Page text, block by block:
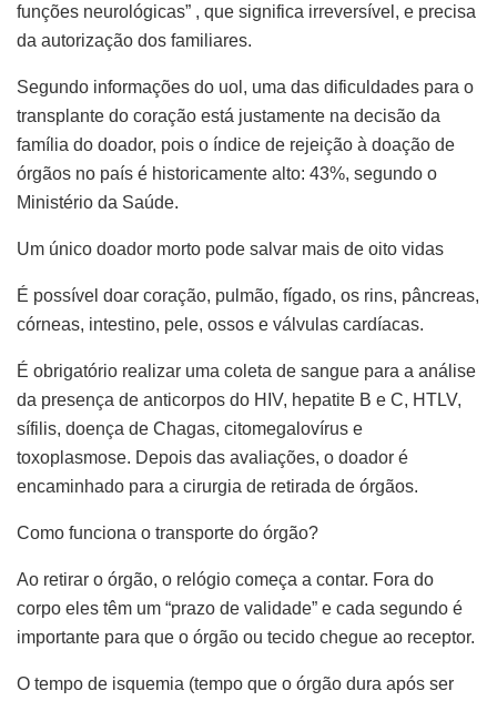
funções neurológicas” , que significa irreversível, e precisa
da autorização dos familiares.
Segundo informações do uol, uma das dificuldades para o
transplante do coração está justamente na decisão da
família do doador, pois o índice de rejeição à doação de
órgãos no país é historicamente alto: 43%, segundo o
Ministério da Saúde.
Um único doador morto pode salvar mais de oito vidas
É possível doar coração, pulmão, fígado, os rins, pâncreas,
córneas, intestino, pele, ossos e válvulas cardíacas.
É obrigatório realizar uma coleta de sangue para a análise
da presença de anticorpos do HIV, hepatite B e C, HTLV,
sífilis, doença de Chagas, citomegalovírus e
toxoplasmose. Depois das avaliações, o doador é
encaminhado para a cirurgia de retirada de órgãos.
Como funciona o transporte do órgão?
Ao retirar o órgão, o relógio começa a contar. Fora do
corpo eles têm um “prazo de validade” e cada segundo é
importante para que o órgão ou tecido chegue ao receptor.
O tempo de isquemia (tempo que o órgão dura após ser